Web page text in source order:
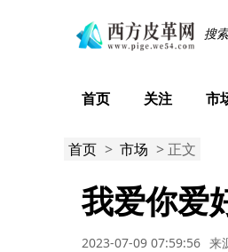
首页 关注 市
首页 > 市场 > 正文
我爱你爱
2023-07-09 07:59:56 来